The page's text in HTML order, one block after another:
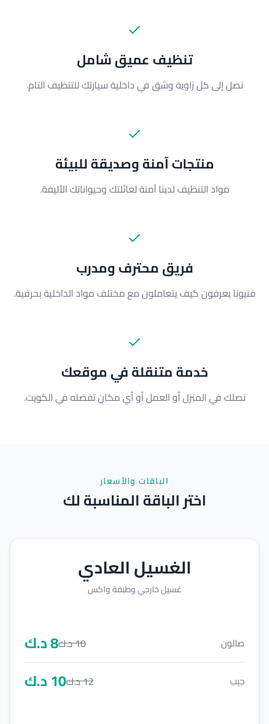
تنظيف عميق شامل
نصل إلى كل زاوية وشق في داخلية سيارتك للتنظيف التام.
منتجات آمنة وصديقة للبيئة
مواد التنظيف لدينا آمنة لعائلتك وحيواناتك الأليفة.
فريق محترف ومدرب
فنيونا يعرفون كيف يتعاملون مع مختلف مواد الداخلية بحرفية.
خدمة متنقلة في موقعك
نصلك في المنزل أو العمل أو أي مكان تفضله في الكويت.
الباقات والأسعار
اختر الباقة المناسبة لك
الغسيل العادي
غسيل خارجي وطبقة واكس
صالون 10د.ك8د.ك
جيب 12د.ك10د.ك